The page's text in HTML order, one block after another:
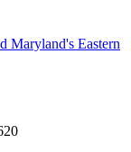
Maryland's Eastern